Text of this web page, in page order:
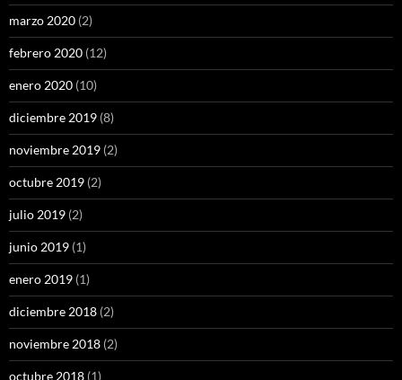
marzo 2020 (2)
febrero 2020 (12)
enero 2020 (10)
diciembre 2019 (8)
noviembre 2019 (2)
octubre 2019 (2)
julio 2019 (2)
junio 2019 (1)
enero 2019 (1)
diciembre 2018 (2)
noviembre 2018 (2)
octubre 2018 (1)